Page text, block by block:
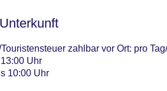
zahlbar vor Ort: pro
Uhr
10:00 Uhr